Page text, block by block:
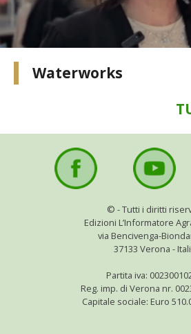
Waterworks
© - Tutti i diritti
Edizioni L’Informatore
via Bencivenga-
37133 Verona -
Partita iva:
Reg. imp. di Verona nr.
Capitale sociale: Euro